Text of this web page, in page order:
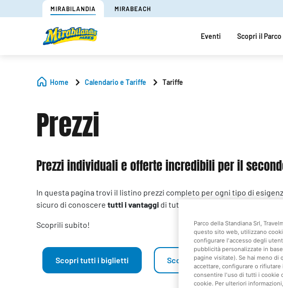
MIRABILANDIA MIRABEACH
Eventi Scopri il Parco
Home Calendario e Tariffe Tariffe
Prezzi
Prezzi individuali e offerte incredibili per il
In questa pagina trovi il listino prezzi completo per ogni tipo di
sicuro di conoscere tutti i vantaggi di tutte le tipologie di esperienza
Scoprili subito!
Scopri tutti i biglietti Scopri tutti gli abbonamenti
Parco della Standiana Srl,
questo sito web, utilizzano
configurare l'accesso degli
pubblicità personalizzate in
pagine visitate). Se hai meno
accettare, configurare o
consentire l'uso di tutti i cookie
cookie. Per ulteriori